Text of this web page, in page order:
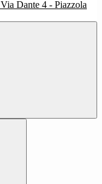
Via Dante 4 - Piazzola